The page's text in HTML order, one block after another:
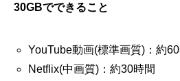
30GBでできること
YouTube動画(標準画質)：約
Netflix(中画質)：約30時間